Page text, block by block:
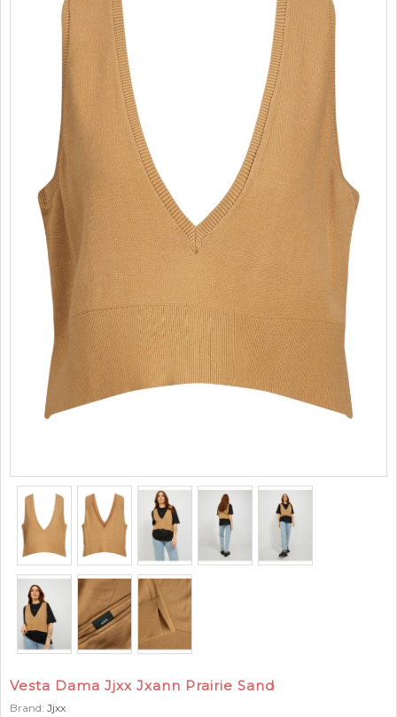
COLECTIA NOUA
PROMOTII
INFORMATII
CONTACT
Vesta Dama Jjxx Jxann Prairie Sand
Brand: Jjxx